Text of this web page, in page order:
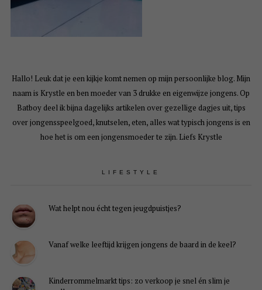
Hallo! Leuk dat je een kijkje komt nemen op mijn persoonlijke blog. Mijn
naam is Krystle en ben moeder van 3 drukke en eigenwijze jongens. Op
Batboy deel ik bijna dagelijks artikelen over gezellige dagjes uit, tips
over jongensspeelgoed, knutselen, eten, alles wat typisch jongens is en
hoe het is om een jongensmoeder te zijn. Liefs Krystle
LIFESTYLE
Wat helpt nou écht tegen jeugdpuistjes?
Vanaf welke leeftijd krijgen jongens de baard in de keel?
Kinderrommelmarkt tips: zo verkoop je snel én slim je